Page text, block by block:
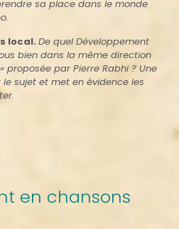
local. De quel Développement
bien dans la même direction
proposée par Pierre Rabhi ? Une
sujet et met en évidence les
en chansons